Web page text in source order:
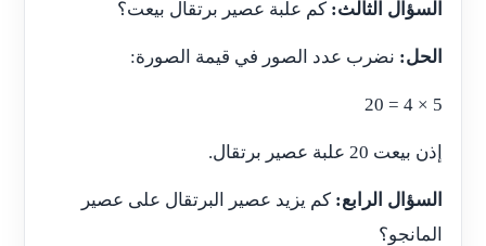
السؤال الثالث:كم علبة عصير برتقال بيعت؟
الحل:نضرب عدد الصور في قيمة الصورة:
5 × 4 = 20
إذن بيعت 20 علبة عصير برتقال.
السؤال الرابع:كم يزيد عصير البرتقال على عصير
المانجو؟